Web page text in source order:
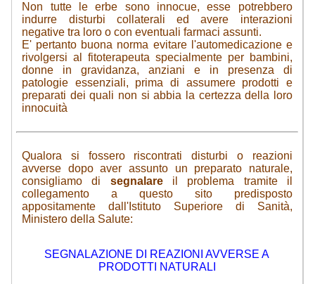
Non tutte le erbe sono innocue, esse potrebbero
indurre disturbi collaterali ed avere interazioni
negative tra loro o con eventuali farmaci assunti.
E' pertanto buona norma evitare l'automedicazione e
rivolgersi al fitoterapeuta specialmente per bambini,
donne in gravidanza, anziani e in presenza di
patologie essenziali, prima di assumere prodotti e
preparati dei quali non si abbia la certezza della loro
innocuità
Qualora si fossero riscontrati disturbi o reazioni
avverse dopo aver assunto un preparato naturale,
consigliamo di segnalareil problema tramite il
collegamento a questo sito predisposto
appositamente dall'Istituto Superiore di Sanità,
Ministero della Salute:
SEGNALAZIONE DI REAZIONI AVVERSE A
PRODOTTI NATURALI